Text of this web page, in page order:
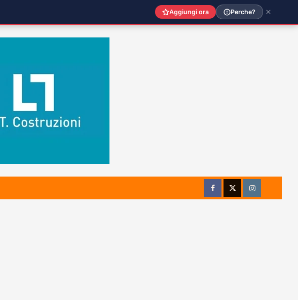
FacebookTwitterInstagram
Aggiungi ora Perche?